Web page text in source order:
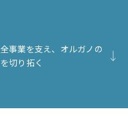
事業を支え、オルガノの
切り拓く